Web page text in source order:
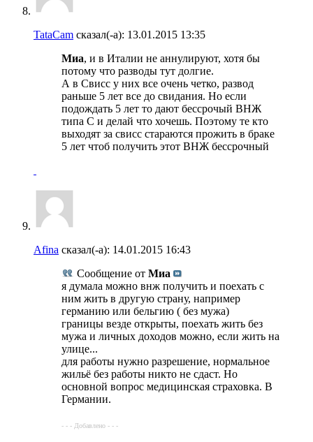
TataCam сказал(-а): 13.01.2015 13:35
Миа, и в Италии не аннулируют, хотя бы
потому что разводы тут долгие.
А в Свисс у них все очень четко, развод
раньше 5 лет все до свидания. Но если
подождать 5 лет то дают бессрочый ВНЖ
типа С и делай что хочешь. Поэтому те кто
выходят за свисс стараются прожить в браке
5 лет чтоб получить этот ВНЖ бессрочный
Afina сказал(-а): 14.01.2015 16:43
Сообщение от Миа
я думала можно внж получить и поехать с
ним жить в другую страну, например
германию или бельгию ( без мужа)
границы везде открыты, поехать жить без
мужа и личных доходов можно, если жить на
улице...
для работы нужно разрешение, нормальное
жильё без работы никто не сдаст. Но
основной вопрос медицинская страховка. В
Германии.
- - - Добавлено - - -